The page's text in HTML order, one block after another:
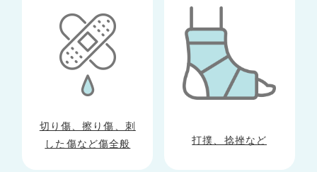
切り傷、擦り傷、刺
した傷など傷全般 打撲、捻挫など